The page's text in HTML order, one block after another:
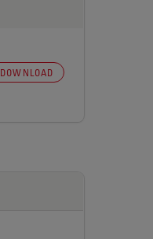
DOWNLOAD